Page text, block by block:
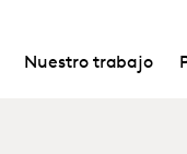
Nuestro trabajo